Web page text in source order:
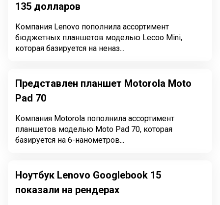
135 долларов
Компания Lenovo пополнила ассортимент
бюджетных планшетов моделью Lecoo Mini,
которая базируется на неназ...
Представлен планшет Motorola Moto
Pad 70
Компания Motorola пополнила ассортимент
планшетов моделью Moto Pad 70, которая
базируется на 6-нанометров...
Ноутбук Lenovo Googlebook 15
показали на рендерах